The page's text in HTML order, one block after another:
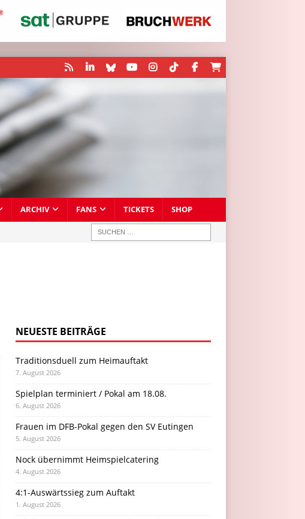
ARCHIV FANS TICKETS SHOP
NEUESTE BEITRÄGE
Traditionsduell zum Heimauftakt
7. August 2026
Spielplan terminiert / Pokal am 18.08.
6. August 2026
Frauen im DFB-Pokal gegen den SV Eutingen
5. August 2026
Nock übernimmt Heimspielcatering
4. August 2026
4:1-Auswärtssieg zum Auftakt
1. August 2026